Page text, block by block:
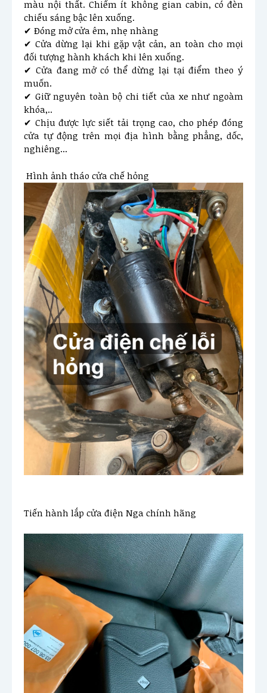
màu nội thất. Chiếm ít không gian cabin, có đèn
chiếu sáng bậc lên xuống.
✔ Đóng mở cửa êm, nhẹ nhàng
✔ Cửa dừng lại khi gặp vật cản, an toàn cho mọi
đối tượng hành khách khi lên xuống.
✔ Cửa đang mở có thể dừng lại tại điểm theo ý
muốn.
✔ Giữ nguyên toàn bộ chi tiết của xe như ngoàm
khóa,..
✔ Chịu được lực siết tải trọng cao, cho phép đóng
cửa tự động trên mọi địa hình bằng phẳng, dốc,
nghiêng...
Hình ảnh tháo cửa chế hỏng
Tiến hành lắp cửa điện Nga chính hãng